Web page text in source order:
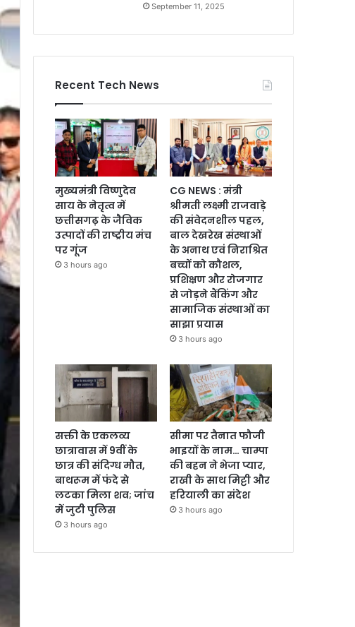
September 11, 2025
Recent Tech News
मुख्यमंत्री विष्णुदेव
साय के नेतृत्व में
छत्तीसगढ़ के जैविक
उत्पादों की राष्ट्रीय मंच
पर गूंज
3 hours ago
CG NEWS : मंत्री
श्रीमती लक्ष्मी राजवाड़े
की संवेदनशील पहल,
बाल देखरेख संस्थाओं
के अनाथ एवं निराश्रित
बच्चों को कौशल,
प्रशिक्षण और रोजगार
से जोड़ने बैंकिंग और
सामाजिक संस्थाओं का
साझा प्रयास
3 hours ago
सक्ती के एकलव्य
छात्रावास में 9वीं के
छात्र की संदिग्ध मौत,
बाथरूम में फंदे से
लटका मिला शव; जांच
में जुटी पुलिस
3 hours ago
सीमा पर तैनात फौजी
भाइयों के नाम… चाम्पा
की बहन ने भेजा प्यार,
राखी के साथ मिट्टी और
हरियाली का संदेश
3 hours ago